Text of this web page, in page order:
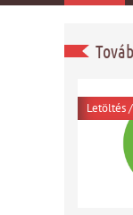
Letöltés/